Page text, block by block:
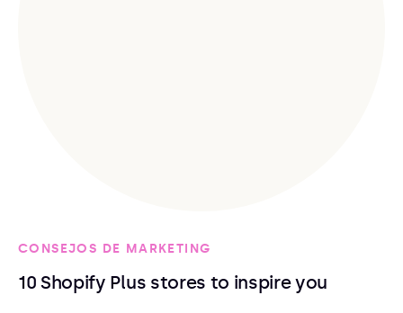
CONSEJOS DE MARKETING
10 Shopify Plus stores to inspire you